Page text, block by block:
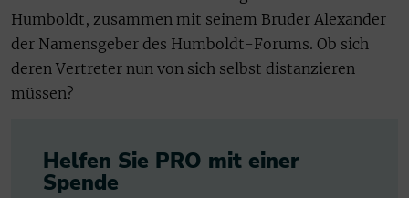
Humboldt, zusammen mit seinem Bruder Alexander
der Namensgeber des Humboldt-Forums. Ob sich
deren Vertreter nun von sich selbst distanzieren
müssen?
Helfen Sie PRO mit einer
Spende